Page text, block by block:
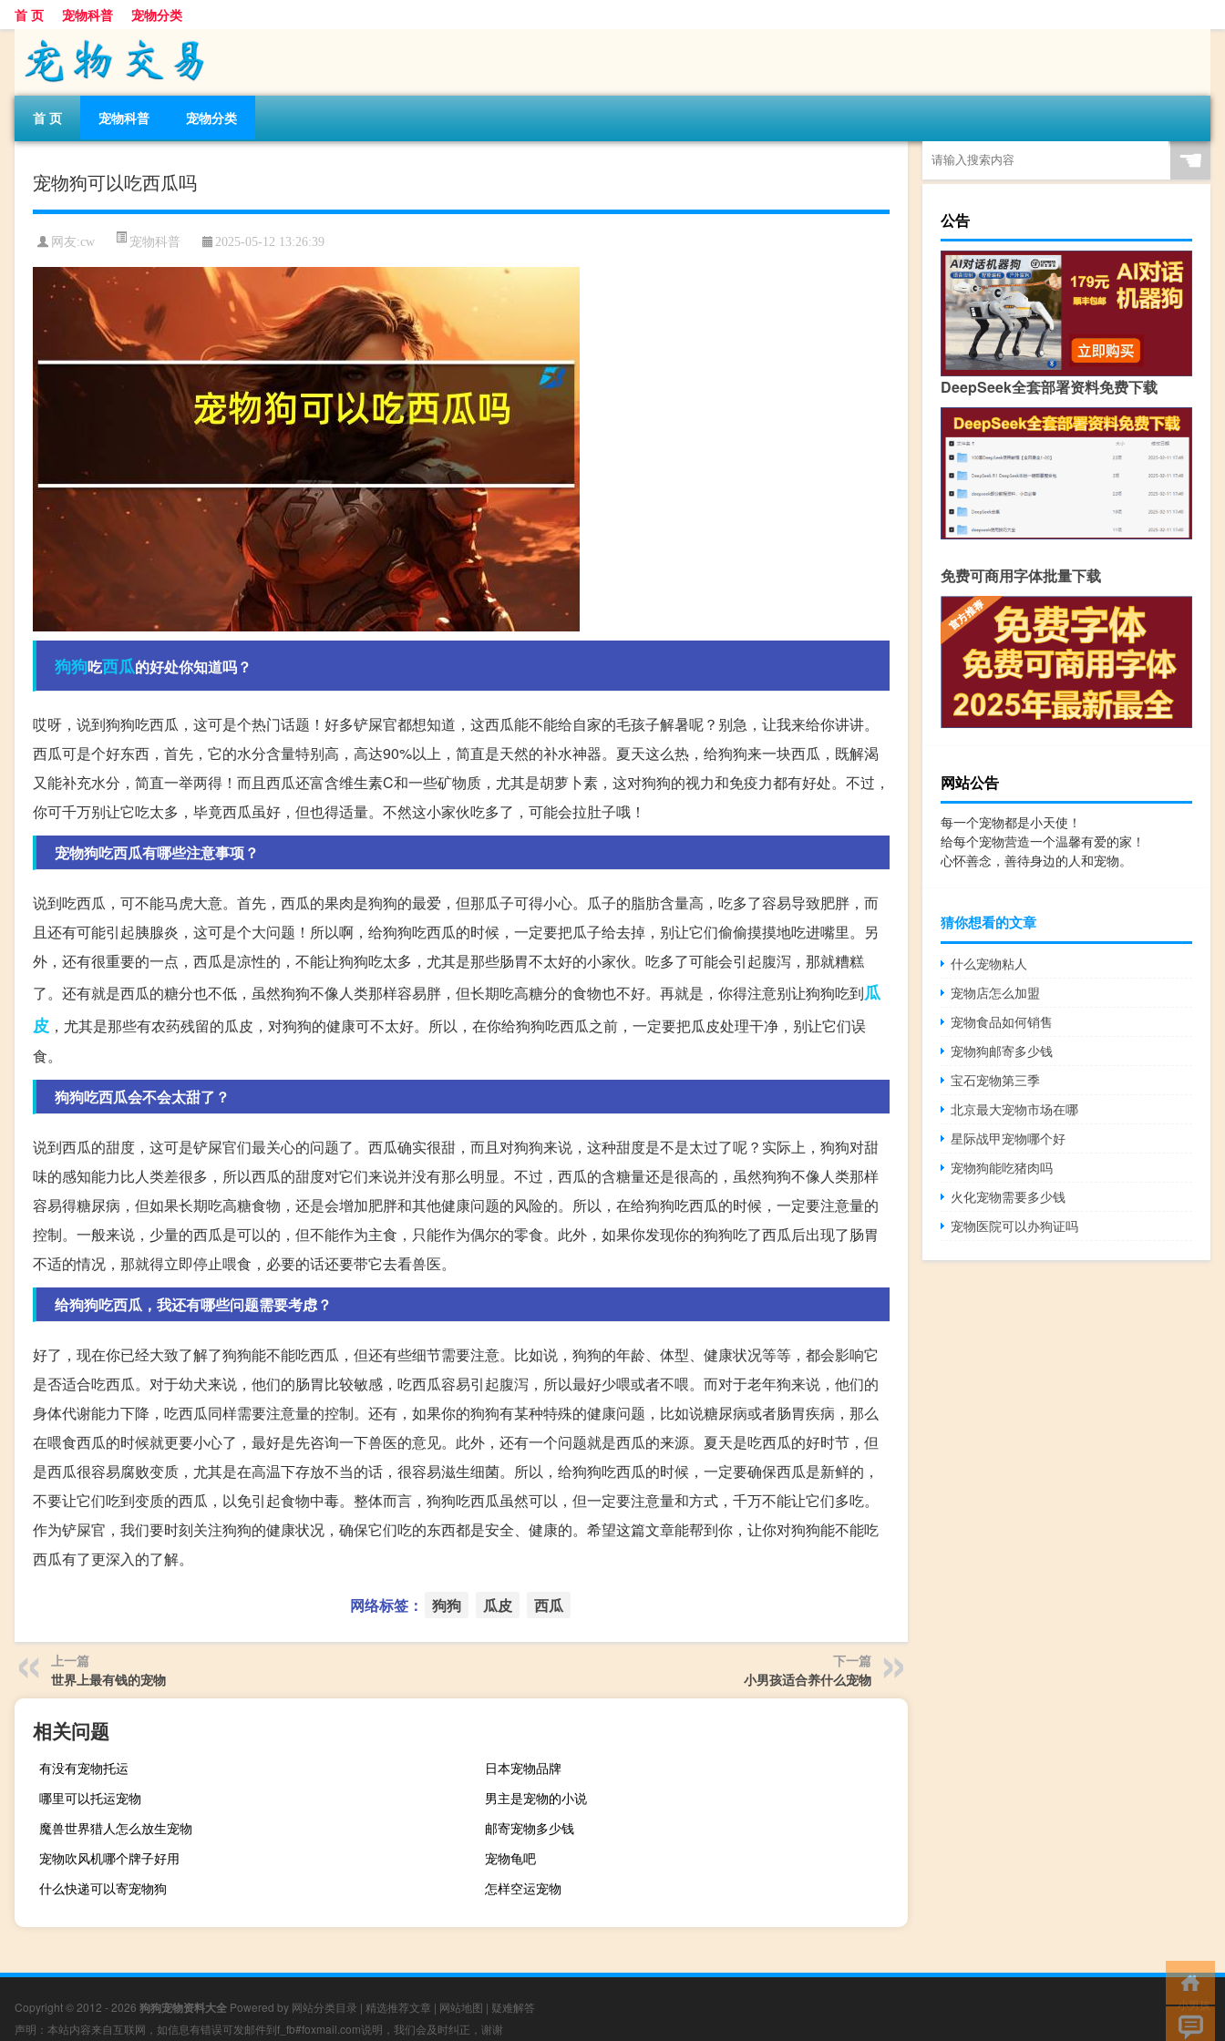
首 页 宠物科普 宠物分类
首 页 宠物科普 宠物分类
宠物狗可以吃西瓜吗
网友:cw 宠物科普 2025-05-12 13:26:39
狗狗吃西瓜的好处你知道吗？
哎呀，说到狗狗吃西瓜，这可是个热门话题！好多铲屎官都想知道，这西瓜能不能给自家的毛孩子解暑呢？别急，让我来给你讲讲。
西瓜可是个好东西，首先，它的水分含量特别高，高达90%以上，简直是天然的补水神器。夏天这么热，给狗狗来一块西瓜，既解渴
又能补充水分，简直一举两得！而且西瓜还富含维生素C和一些矿物质，尤其是胡萝卜素，这对狗狗的视力和免疫力都有好处。不过，
你可千万别让它吃太多，毕竟西瓜虽好，但也得适量。不然这小家伙吃多了，可能会拉肚子哦！
宠物狗吃西瓜有哪些注意事项？
说到吃西瓜，可不能马虎大意。首先，西瓜的果肉是狗狗的最爱，但那瓜子可得小心。瓜子的脂肪含量高，吃多了容易导致肥胖，而
且还有可能引起胰腺炎，这可是个大问题！所以啊，给狗狗吃西瓜的时候，一定要把瓜子给去掉，别让它们偷偷摸摸地吃进嘴里。另
外，还有很重要的一点，西瓜是凉性的，不能让狗狗吃太多，尤其是那些肠胃不太好的小家伙。吃多了可能会引起腹泻，那就糟糕
了。还有就是西瓜的糖分也不低，虽然狗狗不像人类那样容易胖，但长期吃高糖分的食物也不好。再就是，你得注意别让狗狗吃到瓜
皮 ，尤其是那些有农药残留的瓜皮，对狗狗的健康可不太好。所以，在你给狗狗吃西瓜之前，一定要把瓜皮处理干净，别让它们误
食。
狗狗吃西瓜会不会太甜了？
说到西瓜的甜度，这可是铲屎官们最关心的问题了。西瓜确实很甜，而且对狗狗来说，这种甜度是不是太过了呢？实际上，狗狗对甜
味的感知能力比人类差很多，所以西瓜的甜度对它们来说并没有那么明显。不过，西瓜的含糖量还是很高的，虽然狗狗不像人类那样
容易得糖尿病，但如果长期吃高糖食物，还是会增加肥胖和其他健康问题的风险的。所以，在给狗狗吃西瓜的时候，一定要注意量的
控制。一般来说，少量的西瓜是可以的，但不能作为主食，只能作为偶尔的零食。此外，如果你发现你的狗狗吃了西瓜后出现了肠胃
不适的情况，那就得立即停止喂食，必要的话还要带它去看兽医。
给狗狗吃西瓜，我还有哪些问题需要考虑？
好了，现在你已经大致了解了狗狗能不能吃西瓜，但还有些细节需要注意。比如说，狗狗的年龄、体型、健康状况等等，都会影响它
是否适合吃西瓜。对于幼犬来说，他们的肠胃比较敏感，吃西瓜容易引起腹泻，所以最好少喂或者不喂。而对于老年狗来说，他们的
身体代谢能力下降，吃西瓜同样需要注意量的控制。还有，如果你的狗狗有某种特殊的健康问题，比如说糖尿病或者肠胃疾病，那么
在喂食西瓜的时候就更要小心了，最好是先咨询一下兽医的意见。此外，还有一个问题就是西瓜的来源。夏天是吃西瓜的好时节，但
是西瓜很容易腐败变质，尤其是在高温下存放不当的话，很容易滋生细菌。所以，给狗狗吃西瓜的时候，一定要确保西瓜是新鲜的，
不要让它们吃到变质的西瓜，以免引起食物中毒。整体而言，狗狗吃西瓜虽然可以，但一定要注意量和方式，千万不能让它们多吃。
作为铲屎官，我们要时刻关注狗狗的健康状况，确保它们吃的东西都是安全、健康的。希望这篇文章能帮到你，让你对狗狗能不能吃
西瓜有了更深入的了解。
网络标签： 狗狗 瓜皮 西瓜
上一篇
世界上最有钱的宠物
下一篇
小男孩适合养什么宠物
相关问题
有没有宠物托运
日本宠物品牌
哪里可以托运宠物
男主是宠物的小说
魔兽世界猎人怎么放生宠物
邮寄宠物多少钱
宠物吹风机哪个牌子好用
宠物龟吧
什么快递可以寄宠物狗
怎样空运宠物
☚
公告
DeepSeek全套部署资料免费下载
免费可商用字体批量下载
网站公告
每一个宠物都是小天使！
给每个宠物营造一个温馨有爱的家！
心怀善念，善待身边的人和宠物。
猜你想看的文章
什么宠物粘人
宠物店怎么加盟
宠物食品如何销售
宠物狗邮寄多少钱
宝石宠物第三季
北京最大宠物市场在哪
星际战甲宠物哪个好
宠物狗能吃猪肉吗
火化宠物需要多少钱
宠物医院可以办狗证吗
Copyright © 2012 - 2026 狗狗宠物资料大全 Powered by 网站分类目录 | 精选推荐文章 | 网站地图 | 疑难解答
声明：本站内容来自互联网，如信息有错误可发邮件到f_fb#foxmail.com说明，我们会及时纠正，谢谢
小男孩